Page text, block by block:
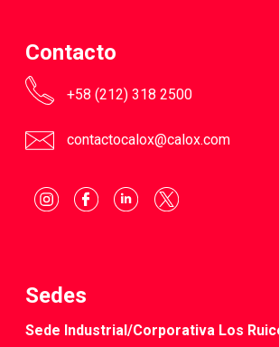
Contacto
+58 (212) 318 2500
contactocalox@calox.com
Sedes
Sede Industrial/Corporativa Los